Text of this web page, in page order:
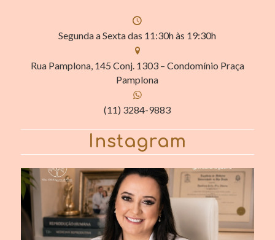
Segunda a Sexta das 11:30h às 19:30h
Rua Pamplona, 145 Conj. 1303 – Condomínio Praça
Pamplona
(11) 3284-9883
Instagram